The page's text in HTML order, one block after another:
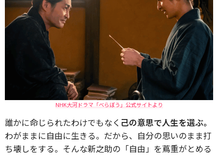
NHK大河ドラマ「べらぼう」公式サイトより
誰かに命じられたわけでもなく 己の意思で人生を選ぶ。
わがままに自由に生きる。だから、自分の思いのまま打
ち壊しをする。そんな新之助の「自由」を蔦重がとめる